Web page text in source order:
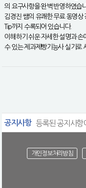
의 요구사항을 완벽 반영하였습
김경진 쌤의 유쾌한 무료 동영상
Tip까지 수록되어 있습니다.
이해하기 쉬운 자세한 설명과 손
수 있는 제과제빵기능사 실기로
공지사항 등록된 공지사항
개인정보처리방침